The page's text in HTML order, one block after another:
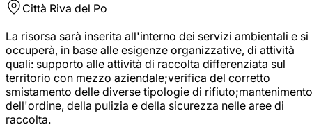
Città Riva del Po
La risorsa sarà inserita all'interno dei servizi ambientali e si
occuperà, in base alle esigenze organizzative, di attività
quali: supporto alle attività di raccolta differenziata sul
territorio con mezzo aziendale;verifica del corretto
smistamento delle diverse tipologie di rifiuto;mantenimento
dell'ordine, della pulizia e della sicurezza nelle aree di
raccolta.